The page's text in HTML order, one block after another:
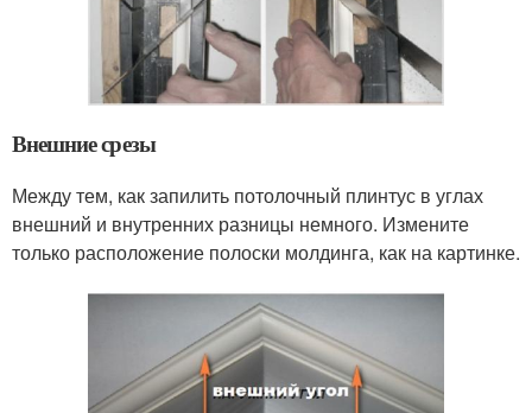
Внешние срезы
Между тем, как запилить потолочный плинтус в углах
внешний и внутренних разницы немного. Измените
только расположение полоски молдинга, как на картинке.